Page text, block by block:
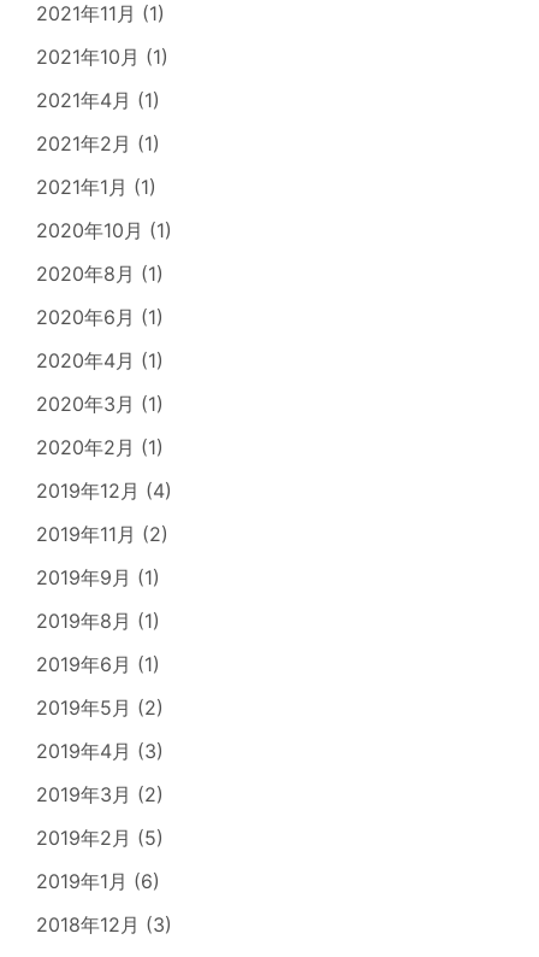
2021年11月 (1)
2021年10月 (1)
2021年4月 (1)
2021年2月 (1)
2021年1月 (1)
2020年10月 (1)
2020年8月 (1)
2020年6月 (1)
2020年4月 (1)
2020年3月 (1)
2020年2月 (1)
2019年12月 (4)
2019年11月 (2)
2019年9月 (1)
2019年8月 (1)
2019年6月 (1)
2019年5月 (2)
2019年4月 (3)
2019年3月 (2)
2019年2月 (5)
2019年1月 (6)
2018年12月 (3)